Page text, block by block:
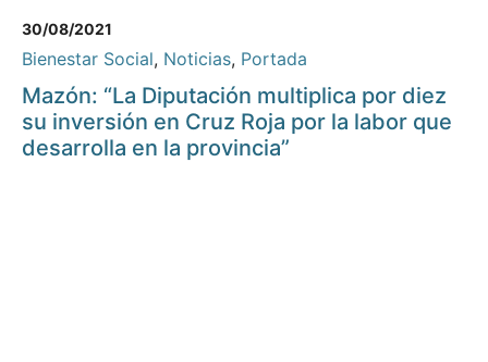
30/08/2021
Bienestar Social, Noticias, Portada
Mazón: “La Diputación multiplica por diez
su inversión en Cruz Roja por la labor que
desarrolla en la provincia”